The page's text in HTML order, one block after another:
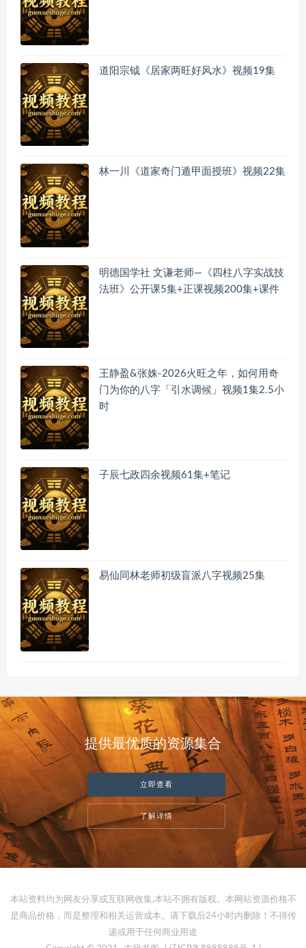
道阳宗钺《居家两旺好风水》视频19集
林一川《道家奇门遁甲面授班》视频22集
明德国学社 文谦老师—《四柱八字实战技
法班》公开课5集+正课视频200集+课件
王静盈&张姝-2026火旺之年，如何用奇
门为你的八字「引水调候」视频1集2.5小
时
子辰七政四余视频61集+笔记
易仙同林老师初级盲派八字视频25集
提供最优质的资源集合
立即查看
了解详情
本站资料均为网友分享或互联网收集,本站不拥有版权。本网站资源价格不
是商品价格，而是整理和相关运营成本。请下载后24小时内删除！不得传
递或用于任何商业用途